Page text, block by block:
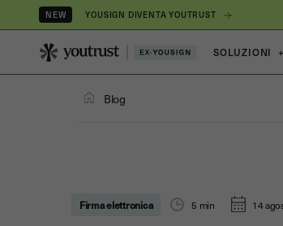
NEW YOUSIGN DIVENTA YOUTRUST
SOLUZIONI +
Blog
Firma elettronica 5 min 14